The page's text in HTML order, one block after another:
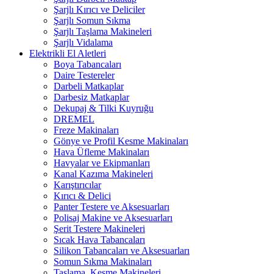
Şarjlı Kırıcı ve Deliciler
Şarjlı Somun Sıkma
Şarjlı Taşlama Makineleri
Şarjlı Vidalama
Elektrikli El Aletleri
Boya Tabancaları
Daire Testereler
Darbeli Matkaplar
Darbesiz Matkaplar
Dekupaj & Tilki Kuyruğu
DREMEL
Freze Makinaları
Gönye ve Profil Kesme Makinaları
Hava Üfleme Makinaları
Havyalar ve Ekipmanları
Kanal Kazıma Makineleri
Karıştırıcılar
Kırıcı & Delici
Panter Testere ve Aksesuarları
Polisaj Makine ve Aksesuarları
Şerit Testere Makineleri
Sıcak Hava Tabancaları
Silikon Tabancaları ve Aksesuarları
Somun Sıkma Makinaları